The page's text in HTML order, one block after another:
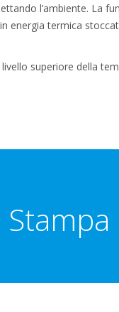
l’ambiente. La
energia termica
superiore della